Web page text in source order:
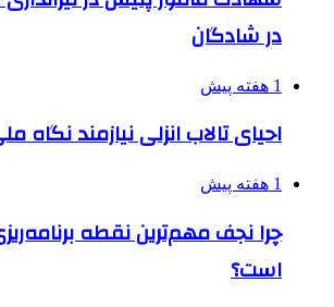
در شادگان
1 هفته پیش
احیای تالاب انزلی نیازمند نگاه
1 هفته پیش
چرا نجف مهم‌ترین نقطه
است؟